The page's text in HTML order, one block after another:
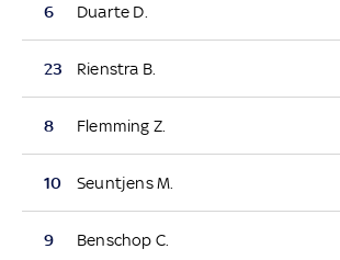
6 Duarte D.
23 Rienstra B.
8 Flemming Z.
10 Seuntjens M.
9 Benschop C.